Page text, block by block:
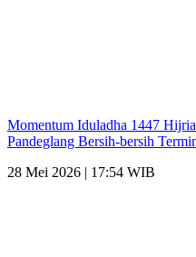
Momentum Iduladha 1447
Pandeglang Bersih-bersih
28 Mei 2026 | 17:54 WIB